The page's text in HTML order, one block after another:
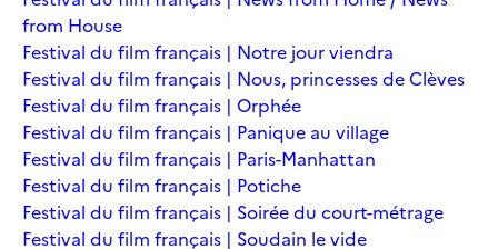
from House
Festival du film français | Notre jour viendra
Festival du film français | Nous, princesses de Clèves
Festival du film français | Orphée
Festival du film français | Panique au village
Festival du film français | Paris-Manhattan
Festival du film français | Potiche
Festival du film français | Soirée du court-métrage
Festival du film français | Soudain le vide